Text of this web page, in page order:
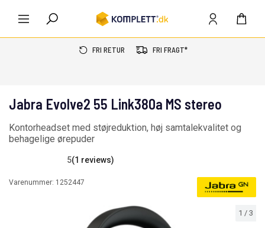
FRI RETUR FRI FRAGT*
1 / 3
Jabra Evolve2 55 Link380a MS stereo
Kontorheadset med støjreduktion, høj samtalekvalitet og
behagelige ørepuder
5(1 reviews)
Varenummer: 1252447